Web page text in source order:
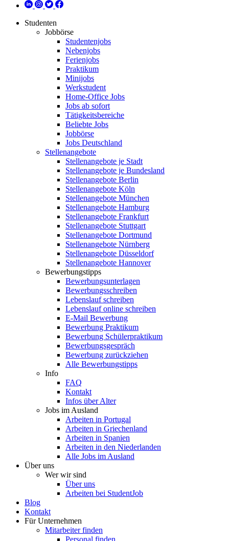
Studenten
Jobbörse
Studentenjobs
Nebenjobs
Ferienjobs
Praktikum
Minijobs
Werkstudent
Home-Office Jobs
Jobs ab sofort
Tätigkeitsbereiche
Beliebte Jobs
Jobbörse
Jobs Deutschland
Stellenangebote
Stellenangebote je Stadt
Stellenangebote je Bundesland
Stellenangebote Berlin
Stellenangebote Köln
Stellenangebote München
Stellenangebote Hamburg
Stellenangebote Frankfurt
Stellenangebote Stuttgart
Stellenangebote Dortmund
Stellenangebote Nürnberg
Stellenangebote Düsseldorf
Stellenangebote Hannover
Bewerbungstipps
Bewerbungsunterlagen
Bewerbungsschreiben
Lebenslauf schreiben
Lebenslauf online schreiben
E-Mail Bewerbung
Bewerbung Praktikum
Bewerbung Schülerpraktikum
Bewerbungsgespräch
Bewerbung zurückziehen
Alle Bewerbungstipps
Info
FAQ
Kontakt
Infos über Alter
Jobs im Ausland
Arbeiten in Portugal
Arbeiten in Griechenland
Arbeiten in Spanien
Arbeiten in den Niederlanden
Alle Jobs im Ausland
Über uns
Wer wir sind
Über uns
Arbeiten bei StudentJob
Blog
Kontakt
Für Unternehmen
Mitarbeiter finden
Personal finden